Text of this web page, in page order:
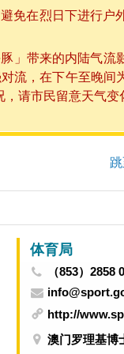
免在烈日下进行户
」带来的内陆气流
流，在下午至晚间
请市民留意天气
体育局
（853）2858
http://
澳门罗理基博